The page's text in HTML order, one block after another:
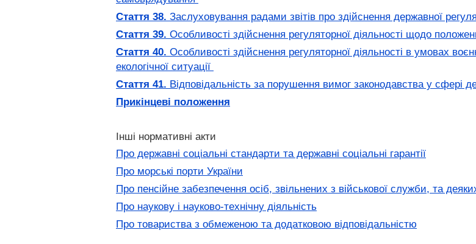
Стаття 38. Заслуховування радами звітів про здійснення державної
Стаття 39. Особливості здійснення регуляторної діяльності щодо
Стаття 40. Особливості здійснення регуляторної діяльності в умовах
екологічної ситуації
Стаття 41. Відповідальність за порушення вимог законодавства у сфері
Прикінцеві положення
Інші нормативні акти
Про державні соціальні стандарти та державні соціальні гарантії
Про морські порти України
Про пенсійне забезпечення осіб, звільнених з військової служби, та
Про наукову і науково-технічну діяльність
Про товариства з обмеженою та додатковою відповідальністю